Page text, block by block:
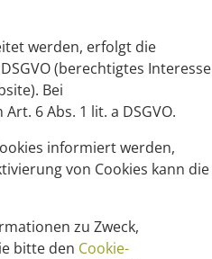
werden, erfolgt die
(berechtigtes Interesse
Bei
6 Abs. 1 lit. a DSGVO.
informiert werden,
von Cookies kann die
zu Zweck,
bitte den Cookie-